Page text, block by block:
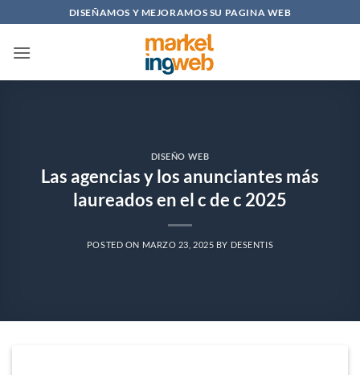
al
contenido
DISEÑAMOS Y MEJORAMOS SU PAGINA WEB
DISEÑO WEB
Las agencias y los anunciantes más
laureados en el c de c 2025
POSTED ON MARZO 23, 2025 BY DESENTIS